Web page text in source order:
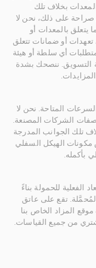
بخلاف تلك
على ذلك، نحن لا
يتعلق بالمعدات أو
تعهدات أو ضمانات تتعلق
متطلبات أي سلطة أو هيئة
التسويق. ننصحك بشدة
المتاحة. نحن لا
الشركات المصنعة.
تلك الجوانب المدرجة
مكونات الهيكل السفلي
بأكمله.
الفعلية للحمولة بناءً
تقع على عاتق
المزاد الخاص بنا
من جميع القياسات.